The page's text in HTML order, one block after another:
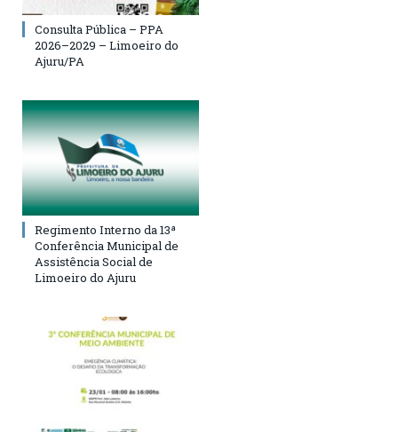
Consulta Pública – PPA
2026–2029 – Limoeiro do
Ajuru/PA
Regimento Interno da 13ª
Conferência Municipal de
Assistência Social de
Limoeiro do Ajuru